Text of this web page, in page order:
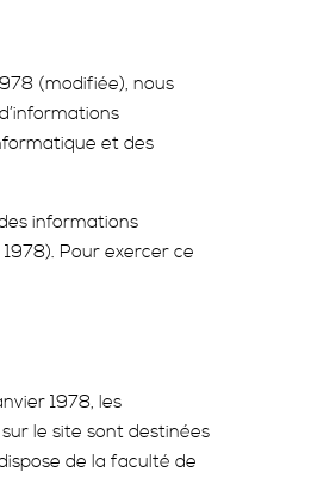
(modifiée), nous
et des
informations
Pour exercer ce
1978, les
le site sont destinées
de la faculté de